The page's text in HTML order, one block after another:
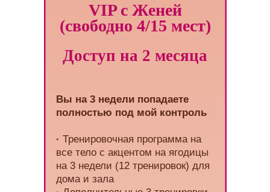
Вы на 3 недели попадаете
полностью под мой контроль
· Тренировочная программа на
все тело с акцентом на ягодицы
на 3 недели (12 тренировок) для
дома и зала
VIP с Женей
(свободно 4/15 мест)
Доступ на 2 месяца